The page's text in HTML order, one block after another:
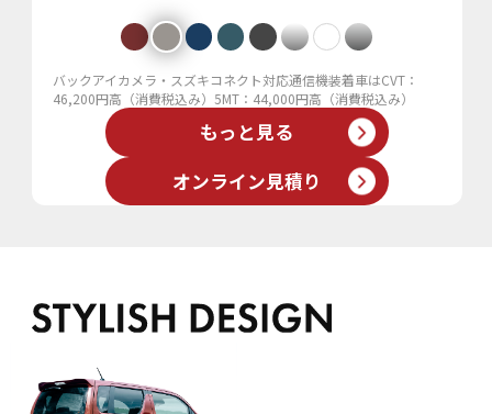
バックアイカメラ・スズキコネクト対応通信機装着車はCVT：
46,200円高（消費税込み）5MT：44,000円高（消費税込み）
もっと見る
オンライン見積り